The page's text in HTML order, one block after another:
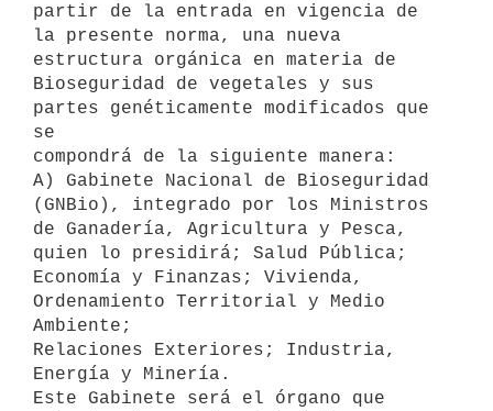
partir de la entrada en vigencia de
la presente norma, una nueva
estructura orgánica en materia de
Bioseguridad de vegetales y sus
partes genéticamente modificados que
se
compondrá de la siguiente manera:
A) Gabinete Nacional de Bioseguridad
(GNBio), integrado por los Ministros
de Ganadería, Agricultura y Pesca,
quien lo presidirá; Salud Pública;
Economía y Finanzas; Vivienda,
Ordenamiento Territorial y Medio
Ambiente;
Relaciones Exteriores; Industria,
Energía y Minería.
Este Gabinete será el órgano que